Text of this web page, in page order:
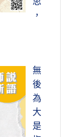
，
無
後
為
大
是